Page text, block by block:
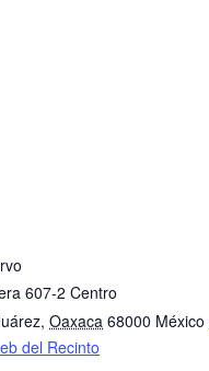
607-2 Centro
, Oaxaca 68000 México
del Recinto